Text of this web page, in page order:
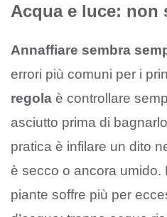
Acqua e luce: non
Annaffiare sembra
errori più comuni per i
regola è controllare
asciutto prima di
pratica è infilare un dito
è secco o ancora umido.
piante soffre più per